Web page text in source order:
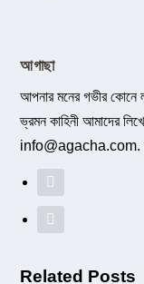
আগাছা
আপনার মনের গভীর কোনে
ভ্রমন কাহিনী আমাদের
info@agacha.com.
Related Posts